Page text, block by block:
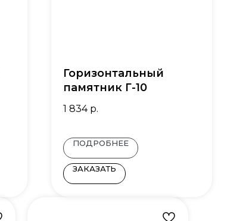
Горизонтальный
памятник Г-10
1 834 р.
ПОДРОБНЕЕ
ЗАКАЗАТЬ